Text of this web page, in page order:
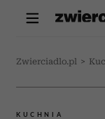
Zwierciadlo.pl >
KUCHNIA